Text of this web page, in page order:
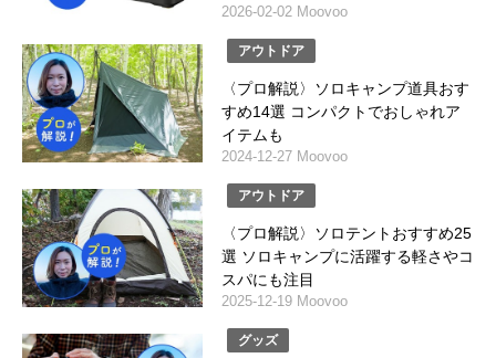
2026-02-02 Moovoo
アウトドア
〈プロ解説〉ソロキャンプ道具おす
すめ14選 コンパクトでおしゃれア
イテムも
2024-12-27 Moovoo
アウトドア
〈プロ解説〉ソロテントおすすめ25
選 ソロキャンプに活躍する軽さやコ
スパにも注目
2025-12-19 Moovoo
グッズ